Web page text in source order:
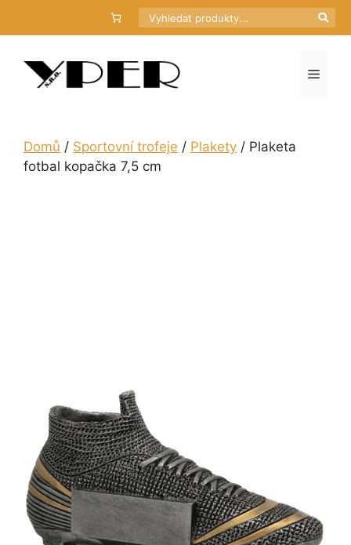
Hledat
Menu
Domů / Sportovní trofeje / Plakety / Plaketa
fotbal kopačka 7,5 cm